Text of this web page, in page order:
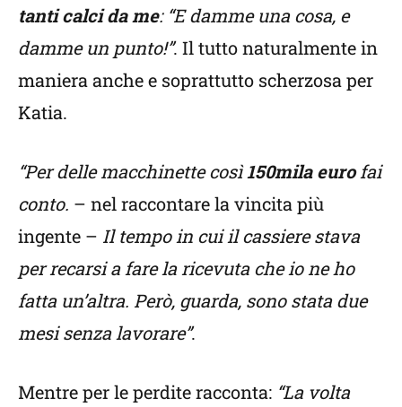
tanti calci da me: “E damme una cosa, e
damme un punto!”. Il tutto naturalmente in
maniera anche e soprattutto scherzosa per
Katia.
“Per delle macchinette così150mila eurofai
conto. – nel raccontare la vincita più
ingente – Il tempo in cui il cassiere stava
per recarsi a fare la ricevuta che io ne ho
fatta un’altra. Però, guarda, sono stata due
mesi senza lavorare”.
Mentre per le perdite racconta: “La volta